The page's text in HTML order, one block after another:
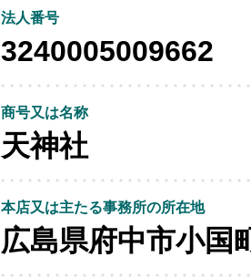
法人番号
3240005009662
商号又は名称
天神社
本店又は主たる事務所の所在地
広島県府中市小国